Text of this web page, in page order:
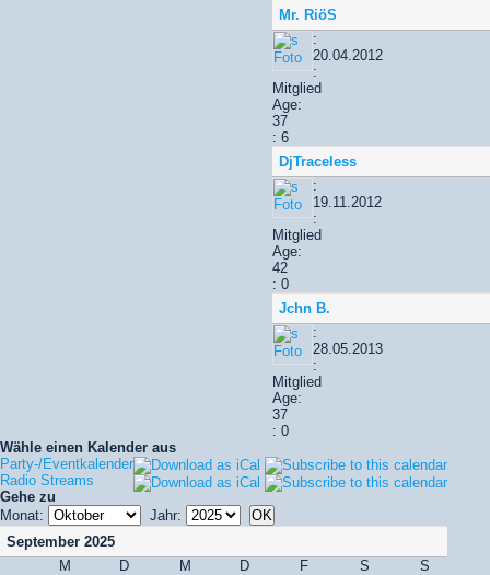
Mr. RiöS
:
20.04.2012
:
Mitglied
Age:
37
: 6
DjTraceless
:
19.11.2012
:
Mitglied
Age:
42
: 0
Jchn B.
:
28.05.2013
:
Mitglied
Age:
37
: 0
Wähle einen Kalender aus
Party-/Eventkalender
Radio Streams
Gehe zu
Monat:
Jahr:
September 2025
M
D M D F S S